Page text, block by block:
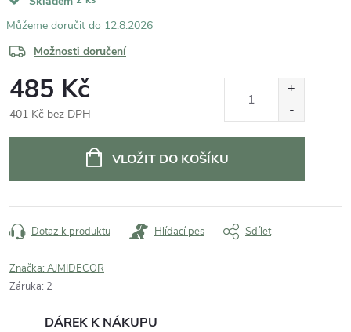
12.8.2026
Možnosti doručení
485 Kč
401 Kč bez DPH
VLOŽIT DO KOŠÍKU
Dotaz k produktu Hlídací pes Sdílet
Značka: AJMIDECOR
Záruka: 2
DÁREK K NÁKUPU